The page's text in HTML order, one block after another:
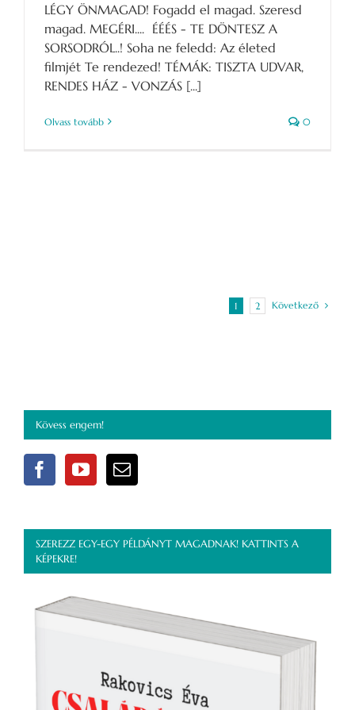
LÉGY ÖNMAGAD! Fogadd el magad. Szeresd
magad. MEGÉRI.... ÉÉÉS - TE DÖNTESZ A
SORSODRÓL..! Soha ne feledd: Az életed
filmjét Te rendezed! TÉMÁK: TISZTA UDVAR,
RENDES HÁZ - VONZÁS [...]
Olvass tovább 0
1 2 Következő
Kövess engem!
SZEREZZ EGY-EGY PÉLDÁNYT MAGADNAK! KATTINTS A
KÉPEKRE!